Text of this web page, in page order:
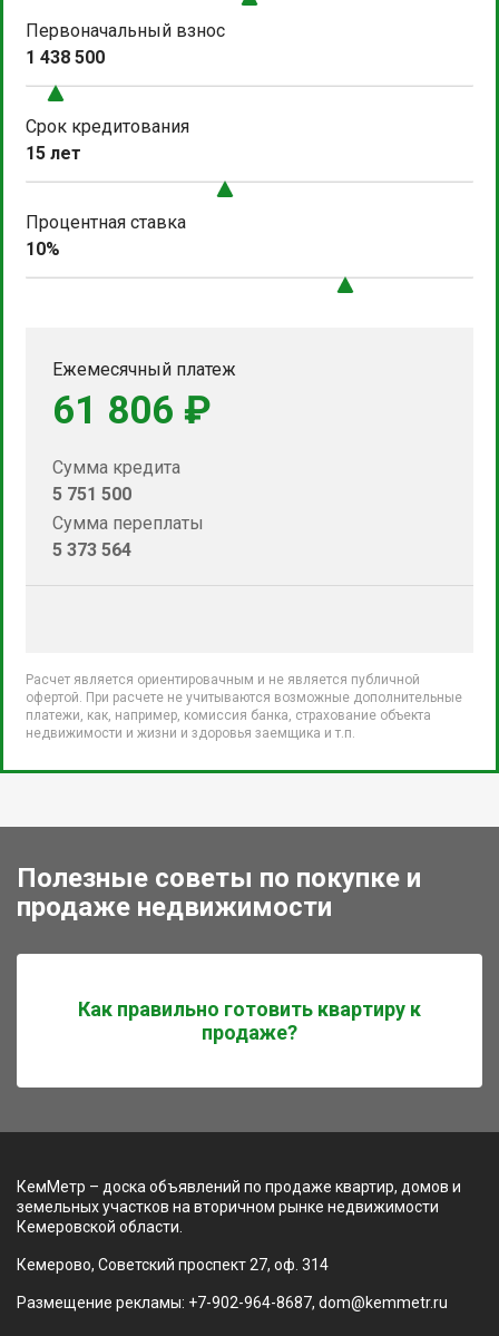
Первоначальный взнос
1 438 500
Срок кредитования
15 лет
Процентная ставка
10%
Ежемесячный платеж
61 806 ₽
Сумма кредита
5 751 500
Сумма переплаты
5 373 564
Расчет является ориентировачным и не является публичной
офертой. При расчете не учитываются возможные дополнительные
платежи, как, например, комиссия банка, страхование объекта
недвижимости и жизни и здоровья заемщика и т.п.
Полезные советы по покупке и
продаже недвижимости
Как правильно готовить квартиру к
продаже?
КемМетр – доска объявлений по продаже квартир, домов и
земельных участков на вторичном рынке недвижимости
Кемеровской области.
Кемерово, Советский проспект 27, оф. 314
Размещение рекламы: +7-902-964-8687, dom@kemmetr.ru